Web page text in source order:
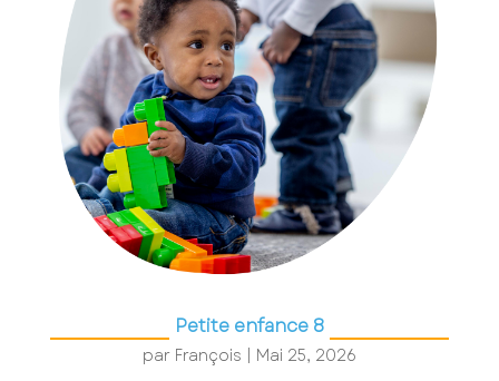
Petite enfance 8
par François | Mai 25, 2026